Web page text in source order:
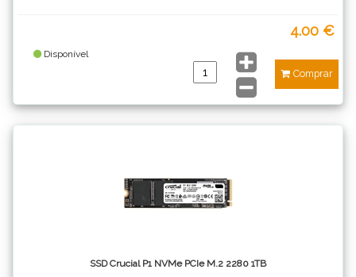
4.00 €
Disponível
Comprar
SSD Crucial P1 NVMe PCIe M.2 2280 1TB